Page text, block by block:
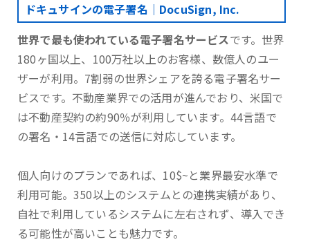
ドキュサインの電子署名｜DocuSign, Inc.
世界で最も使われている電子署名サービスです。世界
180ヶ国以上、100万社以上のお客様、数億人のユー
ザーが利用。7割弱の世界シェアを誇る電子署名サー
ビスです。不動産業界での活用が進んでおり、米国で
は不動産契約の約90％が利用しています。44言語で
の署名・14言語での送信に対応しています。
個人向けのプランであれば、10$~と業界最安水準で
利用可能。350以上のシステムとの連携実績があり、
自社で利用しているシステムに左右されず、導入でき
る可能性が高いことも魅力です。